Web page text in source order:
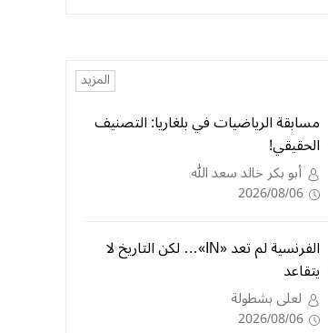
المزيد
مسابقة الرياضيات في بلغاريا: التصنيف
الحقيقي!
أبو بكر خالد سعد الله
2026/08/06
الفرنسية لم تعد «IN»… لكن التاريخ لا
يتقاعد
لعلى بشطولة
2026/08/06